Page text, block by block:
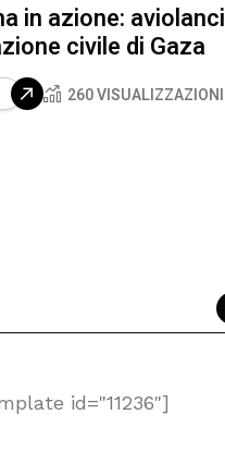
in azione: aviolanci
civile di Gaza
260 VISUALIZZAZIONI
id="11236"]